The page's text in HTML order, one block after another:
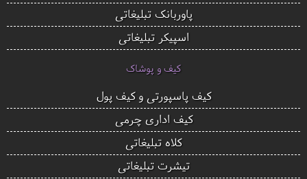
پاوربانک تبلیغاتی
اسپیکر تبلیغاتی
کیف و پوشاک
کیف پاسپورتی و کیف پول
کیف اداری چرمی
کلاه تبلیغاتی
تیشرت تبلیغاتی